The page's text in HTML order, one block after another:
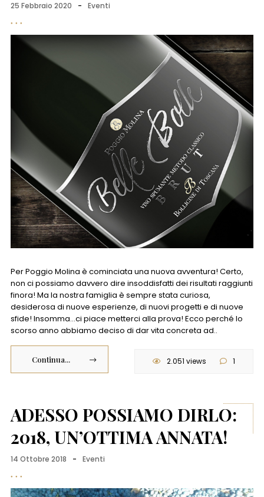
25 Febbraio 2020 - Eventi
Per Poggio Molina è cominciata una nuova avventura! Certo,
non ci possiamo davvero dire insoddisfatti dei risultati raggiunti
finora! Ma la nostra famiglia è sempre stata curiosa,
desiderosa di nuove esperienze, di nuovi progetti e di nuove
sfide! Insomma…ci piace metterci alla prova! Ecco perché lo
scorso anno abbiamo deciso di dar vita concreta ad..
Continua... 2.051 views 1
ADESSO POSSIAMO DIRLO:
2018, UN’OTTIMA ANNATA!
14 Ottobre 2018 - Eventi